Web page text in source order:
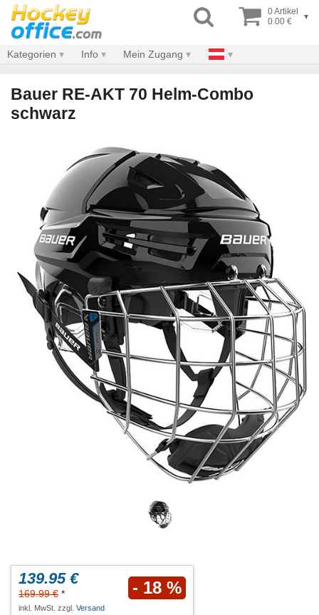
0 Artikel
0.00 €
▾
Kategorien Info Mein Zugang
Bauer RE-AKT 70 Helm-Combo
schwarz
139.95 €
169.99 € * - 18 %
inkl. MwSt. zzgl. Versand